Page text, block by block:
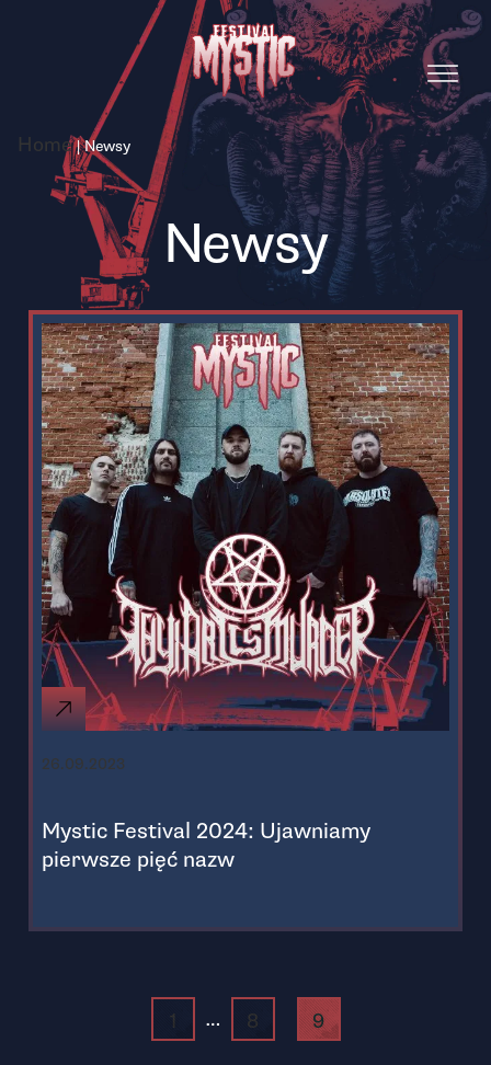
Home|Newsy
Newsy
26.09.2023
Mystic Festival 2024: Ujawniamy
pierwsze pięć nazw
1 … 8 9